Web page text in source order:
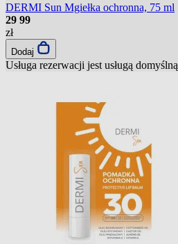
DERMI Sun Mgiełka ochronna, 75 ml
29 99
zł
Dodaj
Usługa rezerwacji jest usługą domyślną